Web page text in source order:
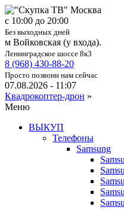
c 10:00 до 20:00
Без выходных дней
м Войковская (у входа).
Ленинградское шоссе 8к3
8 (968) 430-88-20
Просто позвони нам сейчас
07.08.2026 - 11:07
Квадрокоптер-дрон »
Меню
ВЫКУП
Телефоны
Samsung